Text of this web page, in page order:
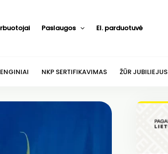
Paslaugos El. parduotuvė
NKP SERTIFIKAVIMAS ŽŪR JUBILIEJUS